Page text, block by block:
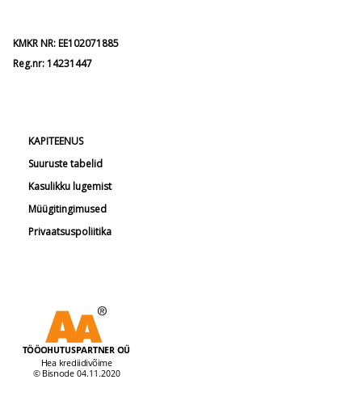
KMKR NR: EE102071885
Reg.nr: 14231447
KAPITEENUS
Suuruste tabelid
Kasulikku lugemist
Müügitingimused
Privaatsuspoliitika